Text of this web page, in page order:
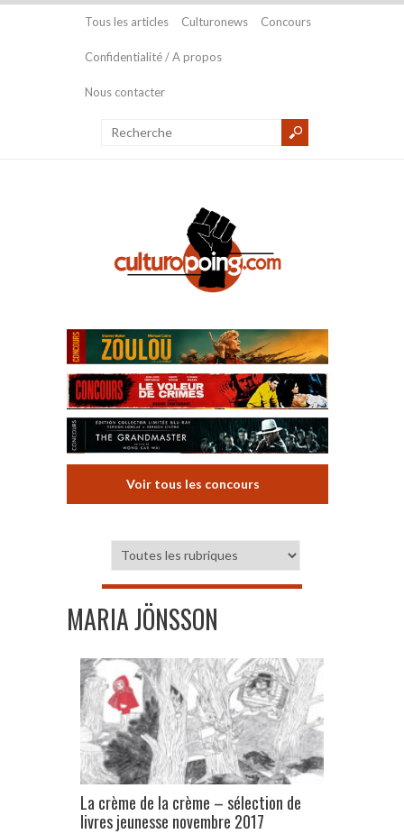
Tous les articles Culturonews Concours
Confidentialité / A propos
Nous contacter
Voir tous les concours
MARIA JÖNSSON
La crème de la crème – sélection de
livres jeunesse novembre 2017